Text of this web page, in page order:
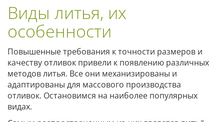
Виды литья, их
особенности
Повышенные требования к точности размеров и
качеству отливок привели к появлению различных
методов литья. Все они механизированы и
адаптированы для массового производства
отливок. Остановимся на наиболее популярных
видах.